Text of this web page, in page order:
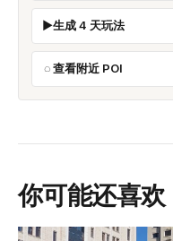
生成 4 天玩法
查看附近 POI
你可能还喜欢